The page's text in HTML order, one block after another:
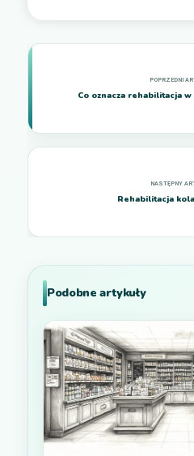
Co oznacza rehabilitacja
Rehabilitacja
Podobne artykuły